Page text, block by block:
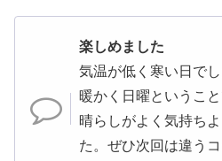
楽しめました
気温が低く寒い日で
暖かく日曜というこ
晴らしがよく気持ち
た。ぜひ次回は違う